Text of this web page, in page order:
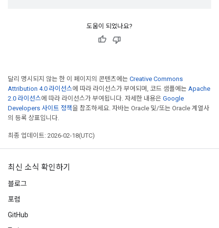
도움이 되었나요?
달리 명시되지 않는 한 이 페이지의 콘텐츠에는 Creative Commons
Attribution 4.0 라이선스에 따라 라이선스가 부여되며, 코드 샘플에는 Apache
2.0 라이선스에 따라 라이선스가 부여됩니다. 자세한 내용은 Google
Developers 사이트 정책을 참조하세요. 자바는 Oracle 및/또는 Oracle 계열사
의 등록 상표입니다.
최종 업데이트: 2026-02-18(UTC)
최신 소식 확인하기
블로그
포럼
GitHub